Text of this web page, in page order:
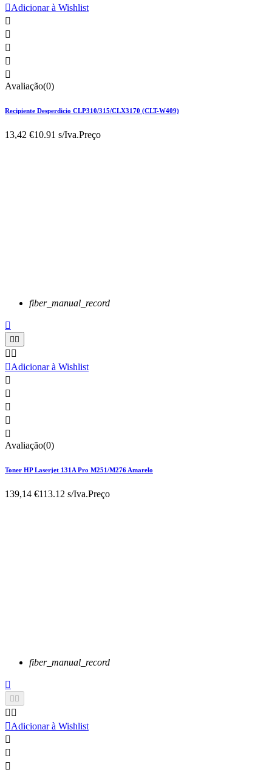
Adicionar à Wishlist





Avaliação(0)
Recipiente Desperdicio CLP310/315/CLX3170 (CLT-W409)
13,42 €10.91 s/Iva.Preço
fiber_manual_record


 
Adicionar à Wishlist





Avaliação(0)
Toner HP Laserjet 131A Pro M251/M276 Amarelo
139,14 €113.12 s/Iva.Preço
fiber_manual_record


 
Adicionar à Wishlist


